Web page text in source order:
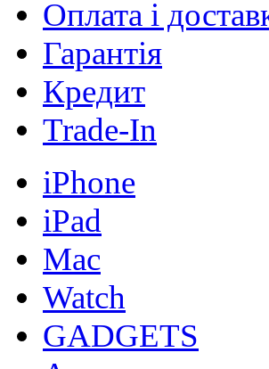
Оплата і
Гарантія
Кредит
Trade-In
iPhone
iPad
Mac
Watch
GADGETS